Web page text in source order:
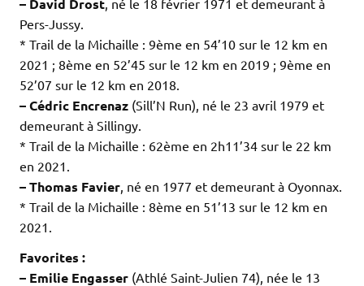
– David Drost, né le 18 février 1971 et demeurant à
Pers-Jussy.
* Trail de la Michaille : 9ème en 54’10 sur le 12 km en
2021 ; 8ème en 52’45 sur le 12 km en 2019 ; 9ème en
52’07 sur le 12 km en 2018.
– Cédric Encrenaz (Sill’N Run), né le 23 avril 1979 et
demeurant à Sillingy.
* Trail de la Michaille : 62ème en 2h11’34 sur le 22 km
en 2021.
– Thomas Favier, né en 1977 et demeurant à Oyonnax.
* Trail de la Michaille : 8ème en 51’13 sur le 12 km en
2021.
Favorites :
– Emilie Engasser (Athlé Saint-Julien 74), née le 13